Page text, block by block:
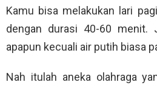
Kamu bisa melakukan lari
dengan durasi 40-60 menit.
apapun kecuali air putih biasa
Nah itulah aneka olahraga